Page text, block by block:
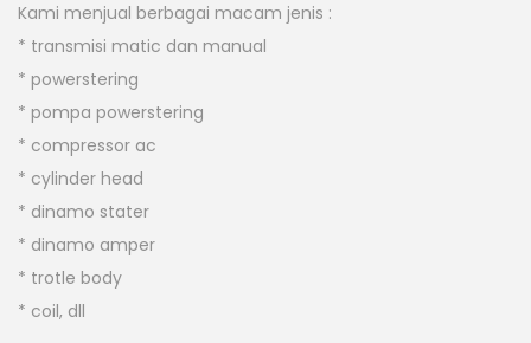
Kami menjual berbagai macam jenis :
* transmisi matic dan manual
* powerstering
* pompa powerstering
* compressor ac
* cylinder head
* dinamo stater
* dinamo amper
* trotle body
* coil, dll